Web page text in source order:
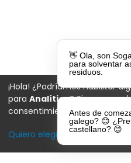
👋 Ola, son
para solventar
residuos.
Antes de
galego? 😊
castellano? 😊
¡Hola! ¿Podríamos habilitar
para Analítica? Siempre
consentimiento más tarde.
Quiero elegir